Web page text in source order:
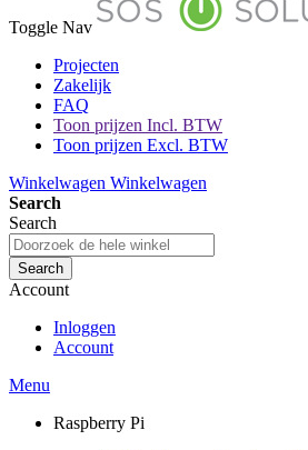
Toggle Nav
Projecten
Zakelijk
FAQ
Toon prijzen Incl. BTW
Toon prijzen Excl. BTW
Winkelwagen Winkelwagen
Search
Search
Search
Account
Inloggen
Account
Menu
Raspberry Pi